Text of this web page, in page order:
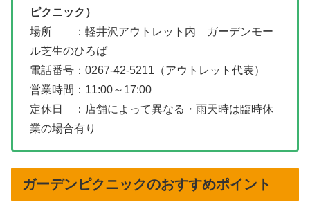
ピクニック）
場所 ：軽井沢アウトレット内 ガーデンモー
ル芝生のひろば
電話番号：0267-42-5211（アウトレット代表）
営業時間：11:00～17:00
定休日 ：店舗によって異なる・雨天時は臨時休
業の場合有り
ガーデンピクニックのおすすめポイント